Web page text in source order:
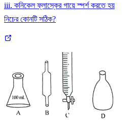
iii. কনিকেল ফ্লাস্কের গায়ে স্পর্শ করতে হয়
নিচের কোনটি সঠিক?